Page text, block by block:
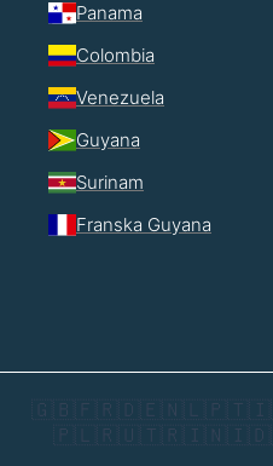
Panama
Colombia
Venezuela
Guyana
Surinam
Franska Guyana
🇬🇧 🇫🇷 🇩🇪 🇳🇱 🇵🇹
🇵🇱 🇷🇺 🇹🇷 🇮🇳 🇮🇩